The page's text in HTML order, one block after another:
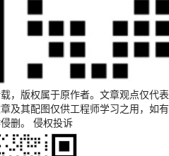
，版权属于原作者。文章观点仅代表
及其配图仅供工程师学习之用，如有
删。 侵权投诉